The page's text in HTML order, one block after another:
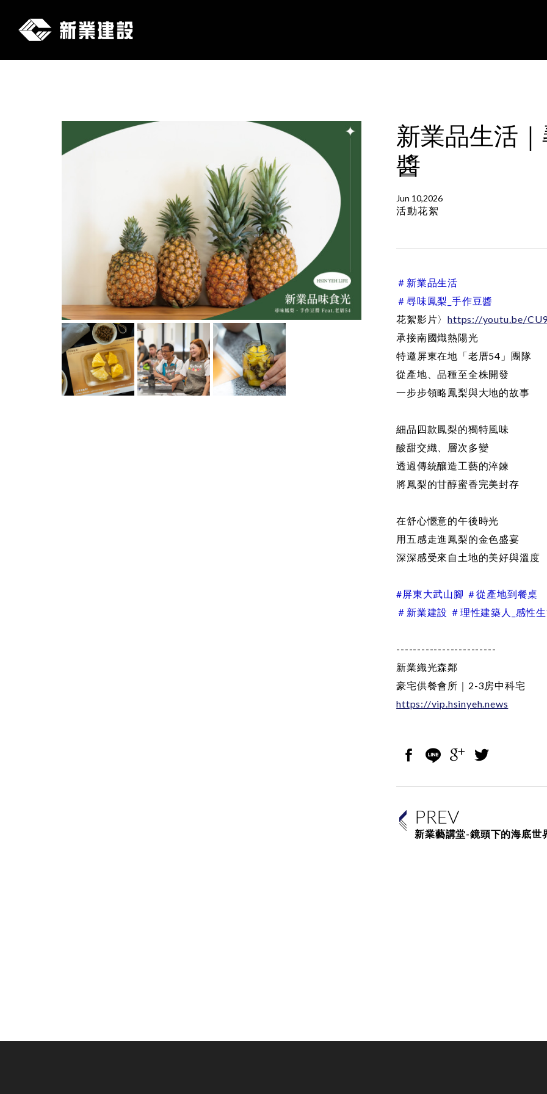
新
新業品生活
醬
Jun 10,2026
活動花絮
＃新業品生活
＃尋味鳳梨_手作豆醬
花絮影片〉https://youtu.be/
承接南國熾熱陽光
特邀屏東在地「老厝54」團隊
從產地、品種至全株開發
一步步領略鳳梨與大地的故事
細品四款鳳梨的獨特風味
酸甜交織、層次多變
透過傳統釀造工藝的淬鍊
將鳳梨的甘醇蜜香完美封存
在舒心愜意的午後時光
用五感走進鳳梨的金色盛宴
深深感受來自土地的美好與溫度
#屏東大武山腳 ＃從產地到餐桌
＃新業建設 ＃理性建築人_感性
------------------------
新業織光森鄰
豪宅供餐會所｜2-3房中科宅
https://vip.hsinyeh.news
PREV
新業藝講堂-鏡頭下的海底世